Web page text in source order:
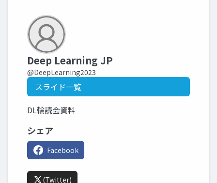
Deep Learning JP
@DeepLearning2023
スライド一覧
DL輪読会資料
シェア
Facebook
(Twitter)